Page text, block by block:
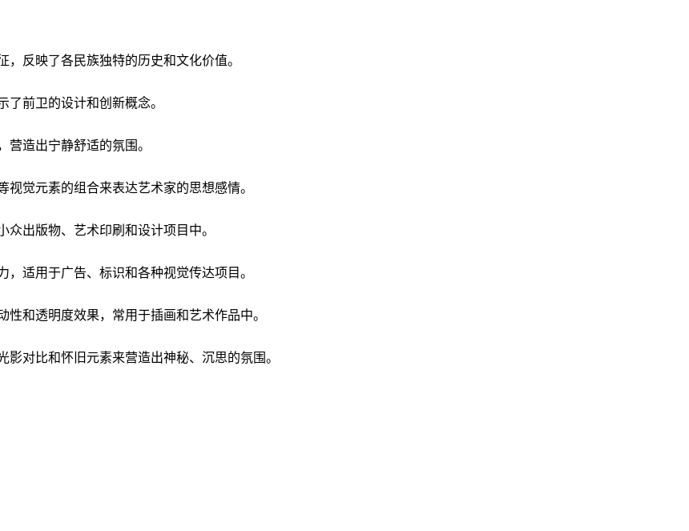
反映了各民族独特的历史和文化价值。
前卫的设计和创新概念。
造出宁静舒适的氛围。
觉元素的组合来表达艺术家的思想感情。
出版物、艺术印刷和设计项目中。
适用于广告、标识和各种视觉传达项目。
和透明度效果，常用于插画和艺术作品中。
对比和怀旧元素来营造出神秘、沉思的氛围。